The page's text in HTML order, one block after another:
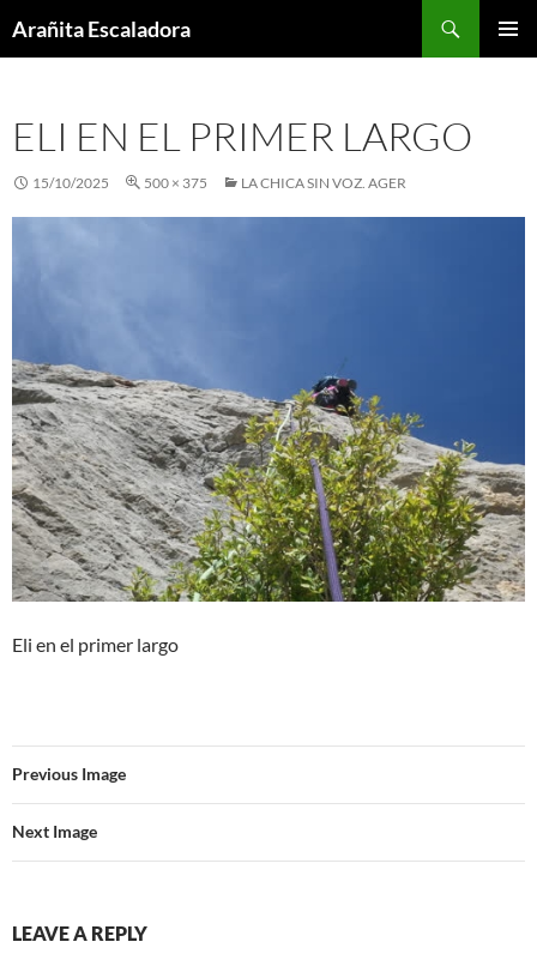
toArañita Escaladora
ELI EN EL PRIMER LARGO
15/10/2025 500 × 375 LA CHICA SIN VOZ. AGER
Eli en el primer largo
Previous Image
Next Image
LEAVE A REPLY